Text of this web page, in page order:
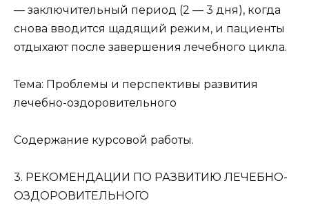
— заключительный период (2 — 3 дня), когда
снова вводится щадящий режим, и пациенты
отдыхают после завершения лечебного цикла.
Тема: Проблемы и перспективы развития
лечебно-оздоровительного
Содержание курсовой работы.
3. РЕКОМЕНДАЦИИ ПО РАЗВИТИЮ ЛЕЧЕБНО-
ОЗДОРОВИТЕЛЬНОГО